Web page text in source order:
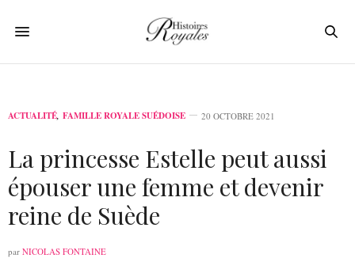
ACTUALITÉ, FAMILLE ROYALE SUÉDOISE 20 OCTOBRE 2021
La princesse Estelle peut aussi
épouser une femme et devenir
reine de Suède
par NICOLAS FONTAINE